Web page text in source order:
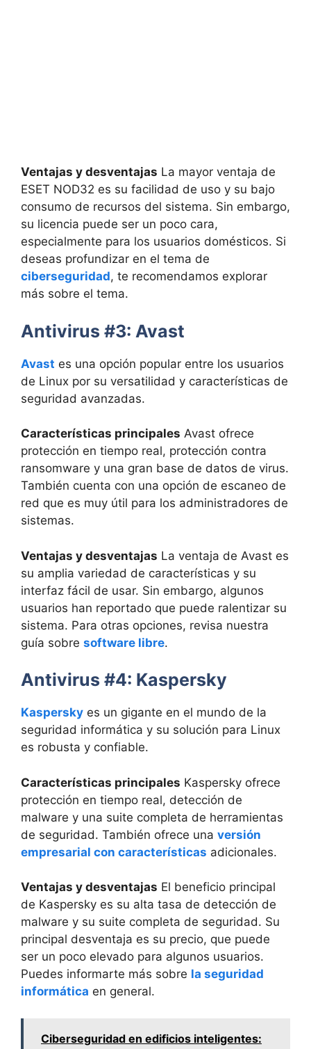
Ventajas y desventajas La mayor ventaja de
ESET NOD32 es su facilidad de uso y su bajo
consumo de recursos del sistema. Sin embargo,
su licencia puede ser un poco cara,
especialmente para los usuarios domésticos. Si
deseas profundizar en el tema de
ciberseguridad, te recomendamos explorar
más sobre el tema.
Antivirus #3: Avast
Avast es una opción popular entre los usuarios
de Linux por su versatilidad y características de
seguridad avanzadas.
Características principales Avast ofrece
protección en tiempo real, protección contra
ransomware y una gran base de datos de virus.
También cuenta con una opción de escaneo de
red que es muy útil para los administradores de
sistemas.
Ventajas y desventajas La ventaja de Avast es
su amplia variedad de características y su
interfaz fácil de usar. Sin embargo, algunos
usuarios han reportado que puede ralentizar su
sistema. Para otras opciones, revisa nuestra
guía sobre software libre.
Antivirus #4: Kaspersky
Kaspersky es un gigante en el mundo de la
seguridad informática y su solución para Linux
es robusta y confiable.
Características principales Kaspersky ofrece
protección en tiempo real, detección de
malware y una suite completa de herramientas
de seguridad. También ofrece una versión
empresarial con características adicionales.
Ventajas y desventajas El beneficio principal
de Kaspersky es su alta tasa de detección de
malware y su suite completa de seguridad. Su
principal desventaja es su precio, que puede
ser un poco elevado para algunos usuarios.
Puedes informarte más sobre la seguridad
informática en general.
Ciberseguridad en edificios inteligentes: